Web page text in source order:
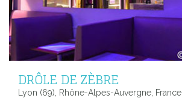
DRÔLE DE ZÈBRE
Lyon (69), Rhône-Alpes-Auvergne, France